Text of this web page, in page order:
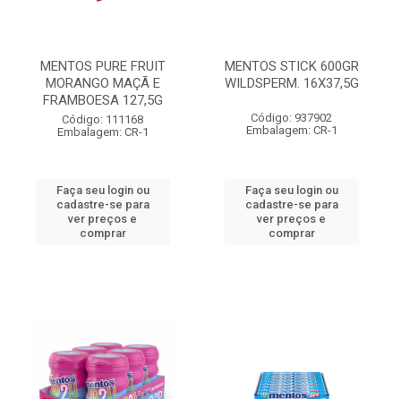
MENTOS PURE FRUIT
MORANGO MAÇÃ E
FRAMBOESA 127,5G
Código: 111168
Embalagem: CR-1
Faça seu login ou
cadastre-se para
ver preços e
comprar
MENTOS STICK 600GR
WILDSPERM. 16X37,5G
Código: 937902
Embalagem: CR-1
Faça seu login ou
cadastre-se para
ver preços e
comprar